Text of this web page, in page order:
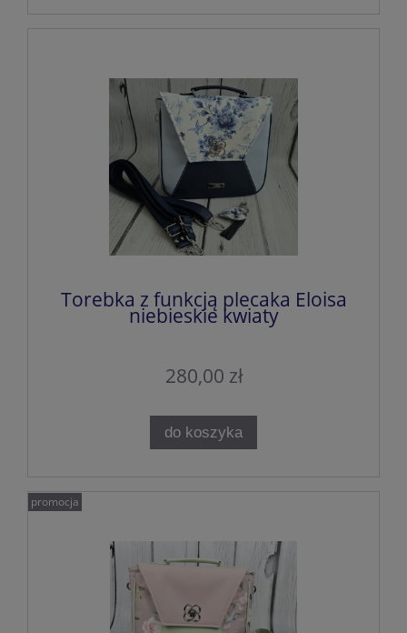
Torebka z funkcją plecaka Eloisa
niebieskie kwiaty
280,00 zł
do koszyka
promocja